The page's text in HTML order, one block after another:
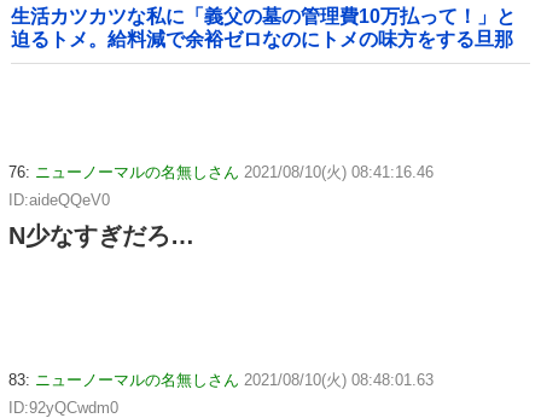
生活カツカツな私に「義父の墓の管理費10万払って！」と
迫るトメ。給料減で余裕ゼロなのにトメの味方をする旦那
にブチギレ寸前←自分で管理できないなら墓じまいしてく
76: ニューノーマルの名無しさん 2021/08/10(火) 08:41:16.46
ID:aideQQeV0
N少なすぎだろ…
83: ニューノーマルの名無しさん 2021/08/10(火) 08:48:01.63
ID:92yQCwdm0